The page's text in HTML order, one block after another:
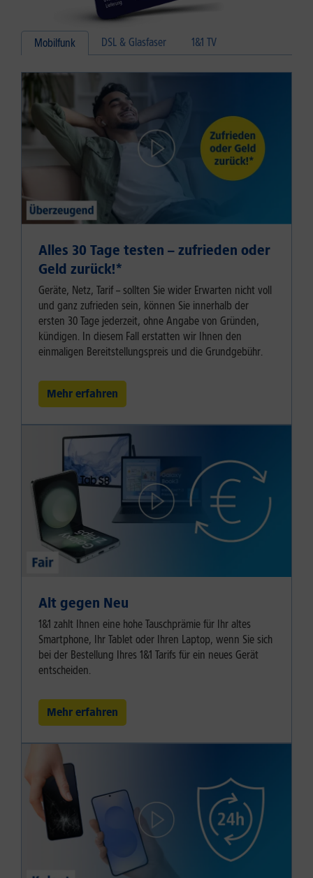
Mobilfunk DSL & Glasfaser 1&1 TV
Alles 30 Tage testen – zufrieden oder
Geld zurück!⁠*
Geräte, Netz, Tarif – sollten Sie wider Erwarten nicht voll
und ganz zufrieden sein, können Sie innerhalb der
ersten 30 Tage jederzeit, ohne Angabe von Gründen,
kündigen. In diesem Fall erstatten wir Ihnen den
einmaligen Bereitstellungspreis und die Grundgebühr.
Mehr erfahren
Alt gegen Neu
1&1 zahlt Ihnen eine hohe Tauschprämie für Ihr altes
Smartphone, Ihr Tablet oder Ihren Laptop, wenn Sie sich
bei der Bestellung Ihres 1&1 Tarifs für ein neues Gerät
entscheiden.
Mehr erfahren